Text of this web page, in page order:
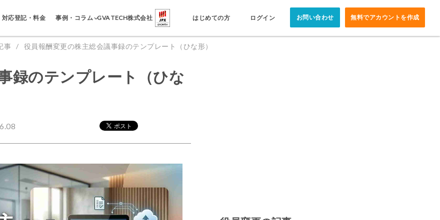
対応登記・料金 事例・コラム GVA TECH株式会社 はじめての方 ログイン お問い合わせ 無料でアカウントを作成
事 役員報酬変更の株主総会議事録のテンプレート（ひな形）
録のテンプレート（ひな